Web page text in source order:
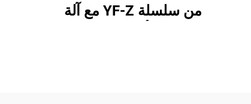
من سلسلة YF-Z مع آلة